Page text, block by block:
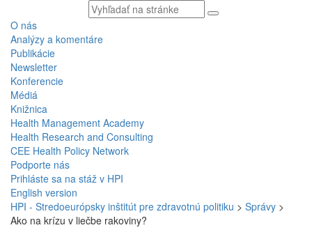
Vyhľadávaný
text
O nás
Analýzy a komentáre
Publikácie
Newsletter
Konferencie
Médiá
Knižnica
Health Management Academy
Health Research and Consulting
CEE Health Policy Network
Podporte nás
Prihláste sa na stáž v HPI
English version
HPI - Stredoeurópsky inštitút pre zdravotnú politiku > Správy >
Ako na krízu v liečbe rakoviny?